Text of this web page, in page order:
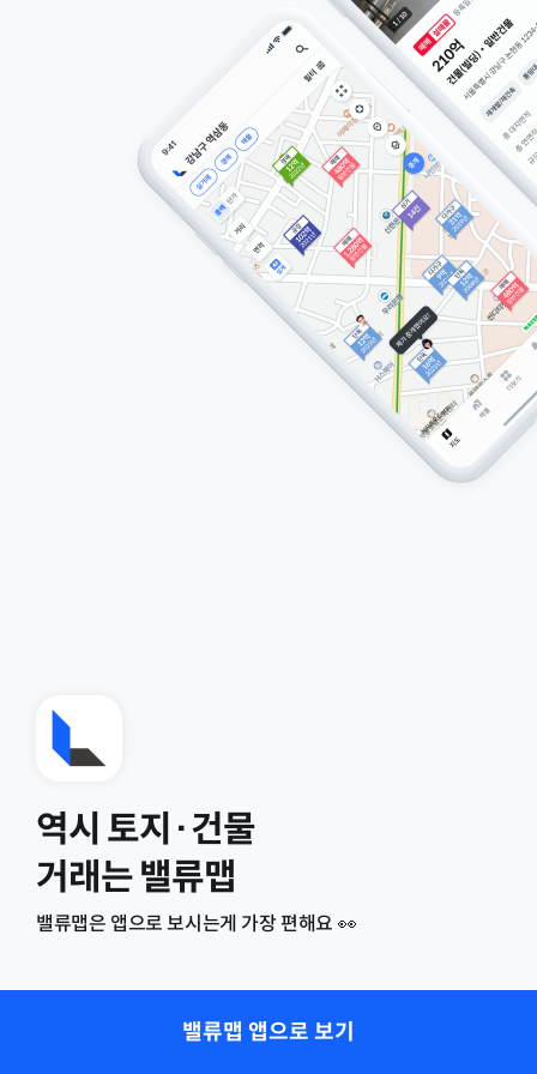
역시 토지·건물
거래는 밸류맵
밸류맵은 앱으로 보시는게 가장 편해요 👀
밸류맵 앱으로 보기